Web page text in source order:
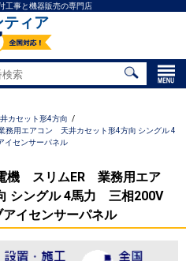
工事と機器販売の専門店
ティア
カセット形4方向
用エアコン 天井カセット形4方向 シングル 4
イセンサーパネル
機 スリムER 業務用エア
シングル 4馬力 三相200V
アイセンサーパネル